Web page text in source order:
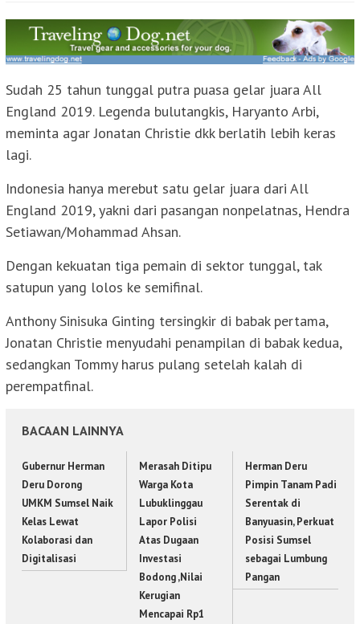
Sudah 25 tahun tunggal putra puasa gelar juara All
England 2019. Legenda bulutangkis, Haryanto Arbi,
meminta agar Jonatan Christie dkk berlatih lebih keras
lagi.
Indonesia hanya merebut satu gelar juara dari All
England 2019, yakni dari pasangan nonpelatnas, Hendra
Setiawan/Mohammad Ahsan.
Dengan kekuatan tiga pemain di sektor tunggal, tak
satupun yang lolos ke semifinal.
Anthony Sinisuka Ginting tersingkir di babak pertama,
Jonatan Christie menyudahi penampilan di babak kedua,
sedangkan Tommy harus pulang setelah kalah di
perempatfinal.
BACAAN LAINNYA
Gubernur Herman
Deru Dorong
UMKM Sumsel Naik
Kelas Lewat
Kolaborasi dan
Digitalisasi
Merasah Ditipu
Warga Kota
Lubuklinggau
Lapor Polisi
Atas Dugaan
Investasi
Bodong ,Nilai
Kerugian
Mencapai Rp1
Herman Deru
Pimpin Tanam Padi
Serentak di
Banyuasin, Perkuat
Posisi Sumsel
sebagai Lumbung
Pangan